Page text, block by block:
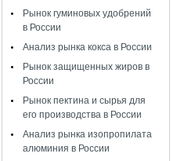
Рынок гуминовых удобрений
в России
Анализ рынка кокса в России
Рынок защищенных жиров в
России
Рынок пектина и сырья для
его производства в России
Анализ рынка изопропилата
алюминия в России